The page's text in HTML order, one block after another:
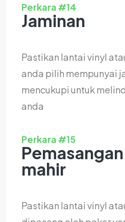
Perkara #14
Jaminan
Pastikan lantai vinyl
anda pilih mempunyai
mencukupi untuk
anda
Perkara #15
mahir
Pastikan lantai vinyl